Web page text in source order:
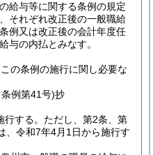
給与等に関する条例の規定
それぞれ改正後の一般職給
例又は改正後の会計年度任
与の内払とみなす。
の条例の施行に関し必要な
条例第41号)抄
する。 ただし、第2条、第
、令和7年4月1日から施行す